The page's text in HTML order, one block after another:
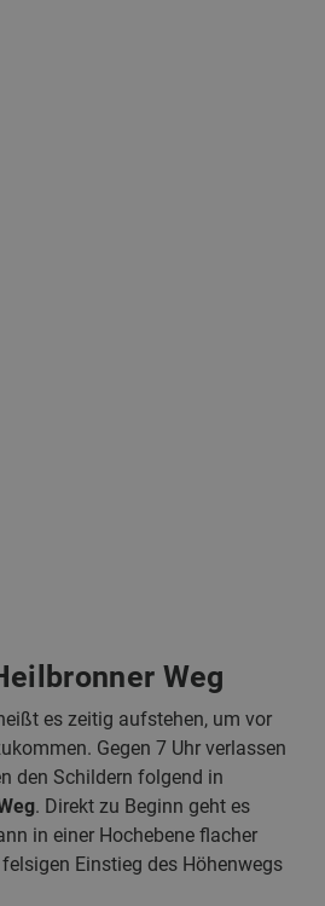
Weg
es zeitig aufstehen, um vor
Gegen 7 Uhr verlassen
den Schildern folgend in
. Direkt zu Beginn geht es
in einer Hochebene flacher
Einstieg des Höhenwegs